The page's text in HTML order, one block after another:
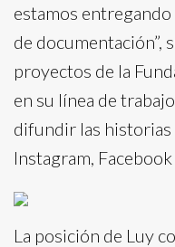
estamos
de documentación”,
proyectos de la
en su línea de
difundir las historias
Instagram,
La posición de Luy